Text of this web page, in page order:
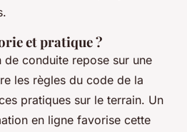
et pratique ?
de conduite repose sur une
les règles du code de la
pratiques sur le terrain. Un
en ligne favorise cette